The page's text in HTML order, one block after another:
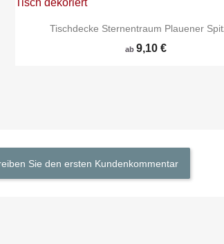
Tischdecke Sternentraum Plauener
ab9,10 €
Schnellansicht
Sie den ersten Kundenkommentar